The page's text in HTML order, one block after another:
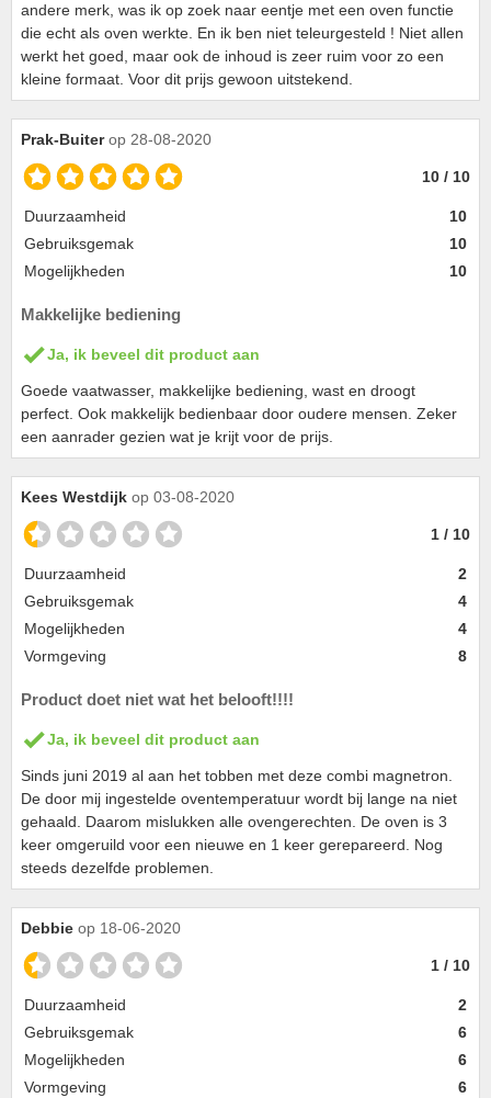
andere merk, was ik op zoek naar eentje met een oven functie
die echt als oven werkte. En ik ben niet teleurgesteld ! Niet allen
werkt het goed, maar ook de inhoud is zeer ruim voor zo een
kleine formaat. Voor dit prijs gewoon uitstekend.
Prak-Buiter op 28-08-2020
10 / 10
Duurzaamheid
10
Gebruiksgemak
10
Mogelijkheden
10
Makkelijke bediening
Ja, ik beveel dit product aan
Goede vaatwasser, makkelijke bediening, wast en droogt
perfect. Ook makkelijk bedienbaar door oudere mensen. Zeker
een aanrader gezien wat je krijt voor de prijs.
Kees Westdijk op 03-08-2020
1 / 10
Duurzaamheid
2
Gebruiksgemak
4
Mogelijkheden
4
Vormgeving
8
Product doet niet wat het belooft!!!!
Ja, ik beveel dit product aan
Sinds juni 2019 al aan het tobben met deze combi magnetron.
De door mij ingestelde oventemperatuur wordt bij lange na niet
gehaald. Daarom mislukken alle ovengerechten. De oven is 3
keer omgeruild voor een nieuwe en 1 keer gerepareerd. Nog
steeds dezelfde problemen.
Debbie op 18-06-2020
1 / 10
Duurzaamheid
2
Gebruiksgemak
6
Mogelijkheden
6
Vormgeving
6